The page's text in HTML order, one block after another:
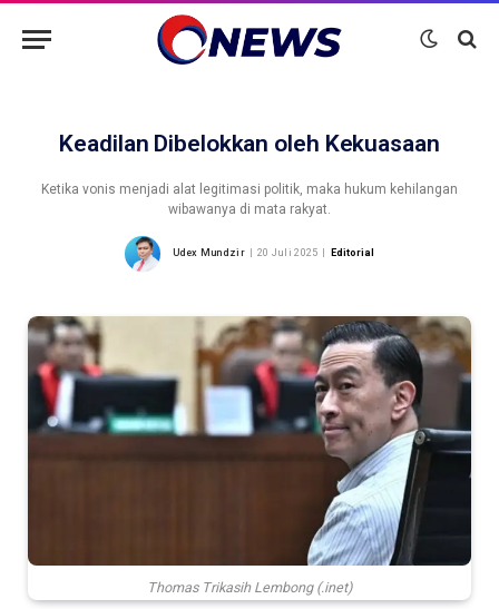
Keadilan Dibelokkan oleh Kekuasaan
Ketika vonis menjadi alat legitimasi politik, maka hukum kehilangan
wibawanya di mata rakyat.
Udex Mundzir 20 Juli 2025 Editorial
Thomas Trikasih Lembong (.inet)